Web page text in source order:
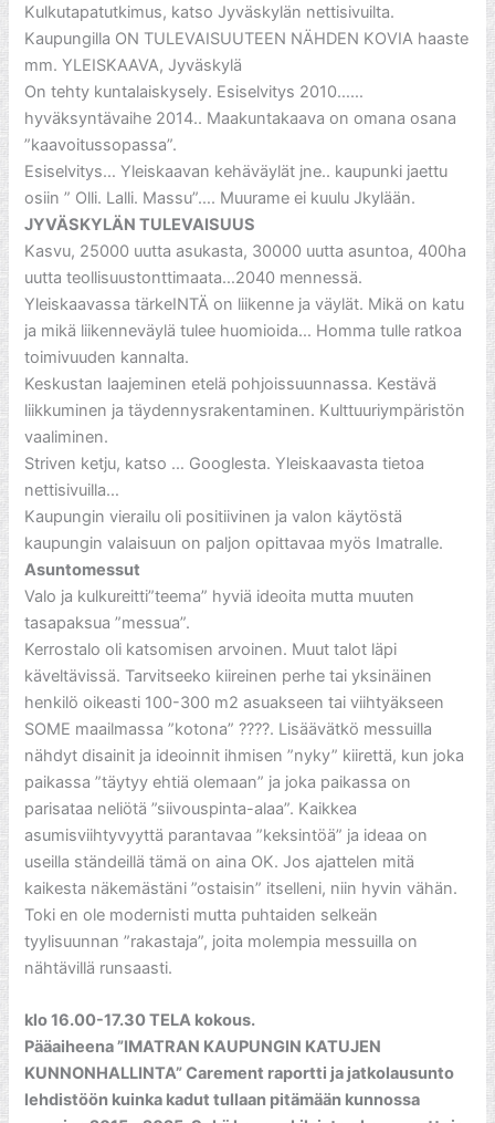
Kulkutapatutkimus, katso Jyväskylän nettisivuilta.
Kaupungilla ON TULEVAISUUTEEN NÄHDEN KOVIA haaste
mm. YLEISKAAVA, Jyväskylä
On tehty kuntalaiskysely. Esiselvitys 2010……
hyväksyntävaihe 2014.. Maakuntakaava on omana osana
”kaavoitussopassa”.
Esiselvitys… Yleiskaavan kehäväylät jne.. kaupunki jaettu
osiin ” Olli. Lalli. Massu”…. Muurame ei kuulu Jkylään.
JYVÄSKYLÄN TULEVAISUUS
Kasvu, 25000 uutta asukasta, 30000 uutta asuntoa, 400ha
uutta teollisuustonttimaata…2040 mennessä.
Yleiskaavassa tärkeINTÄ on liikenne ja väylät. Mikä on katu
ja mikä liikenneväylä tulee huomioida… Homma tulle ratkoa
toimivuuden kannalta.
Keskustan laajeminen etelä pohjoissuunnassa. Kestävä
liikkuminen ja täydennysrakentaminen. Kulttuuriympäristön
vaaliminen.
Striven ketju, katso … Googlesta. Yleiskaavasta tietoa
nettisivuilla…
Kaupungin vierailu oli positiivinen ja valon käytöstä
kaupungin valaisuun on paljon opittavaa myös Imatralle.
Asuntomessut
Valo ja kulkureitti”teema” hyviä ideoita mutta muuten
tasapaksua ”messua”.
Kerrostalo oli katsomisen arvoinen. Muut talot läpi
käveltävissä. Tarvitseeko kiireinen perhe tai yksinäinen
henkilö oikeasti 100-300 m2 asuakseen tai viihtyäkseen
SOME maailmassa ”kotona” ????. Lisäävätkö messuilla
nähdyt disainit ja ideoinnit ihmisen ”nyky” kiirettä, kun joka
paikassa ”täytyy ehtiä olemaan” ja joka paikassa on
parisataa neliötä ”siivouspinta-alaa”. Kaikkea
asumisviihtyvyyttä parantavaa ”keksintöä” ja ideaa on
useilla ständeillä tämä on aina OK. Jos ajattelen mitä
kaikesta näkemästäni ”ostaisin” itselleni, niin hyvin vähän.
Toki en ole modernisti mutta puhtaiden selkeän
tyylisuunnan ”rakastaja”, joita molempia messuilla on
nähtävillä runsaasti.
klo 16.00-17.30 TELA kokous.
Pääaiheena ”IMATRAN KAUPUNGIN KATUJEN
KUNNONHALLINTA” Carement raportti ja jatkolausunto
lehdistöön kuinka kadut tullaan pitämään kunnossa